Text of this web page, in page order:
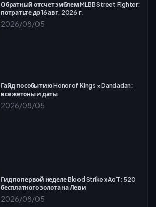
Обратный отсчет эмблем MLBB Street Fighter:
потратьте до 16 авг. 2026 г.
2026/08/05
Гайд по событию Honor of Kings × Dandadan:
все жетоны и даты
2026/08/05
Гид по первой неделе Blood Strike x AoT: 520
бесплатного золота на Леви
2026/08/05